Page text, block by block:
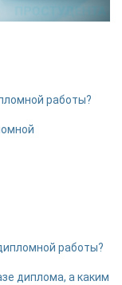
работы?
работы?
диплома, а каким